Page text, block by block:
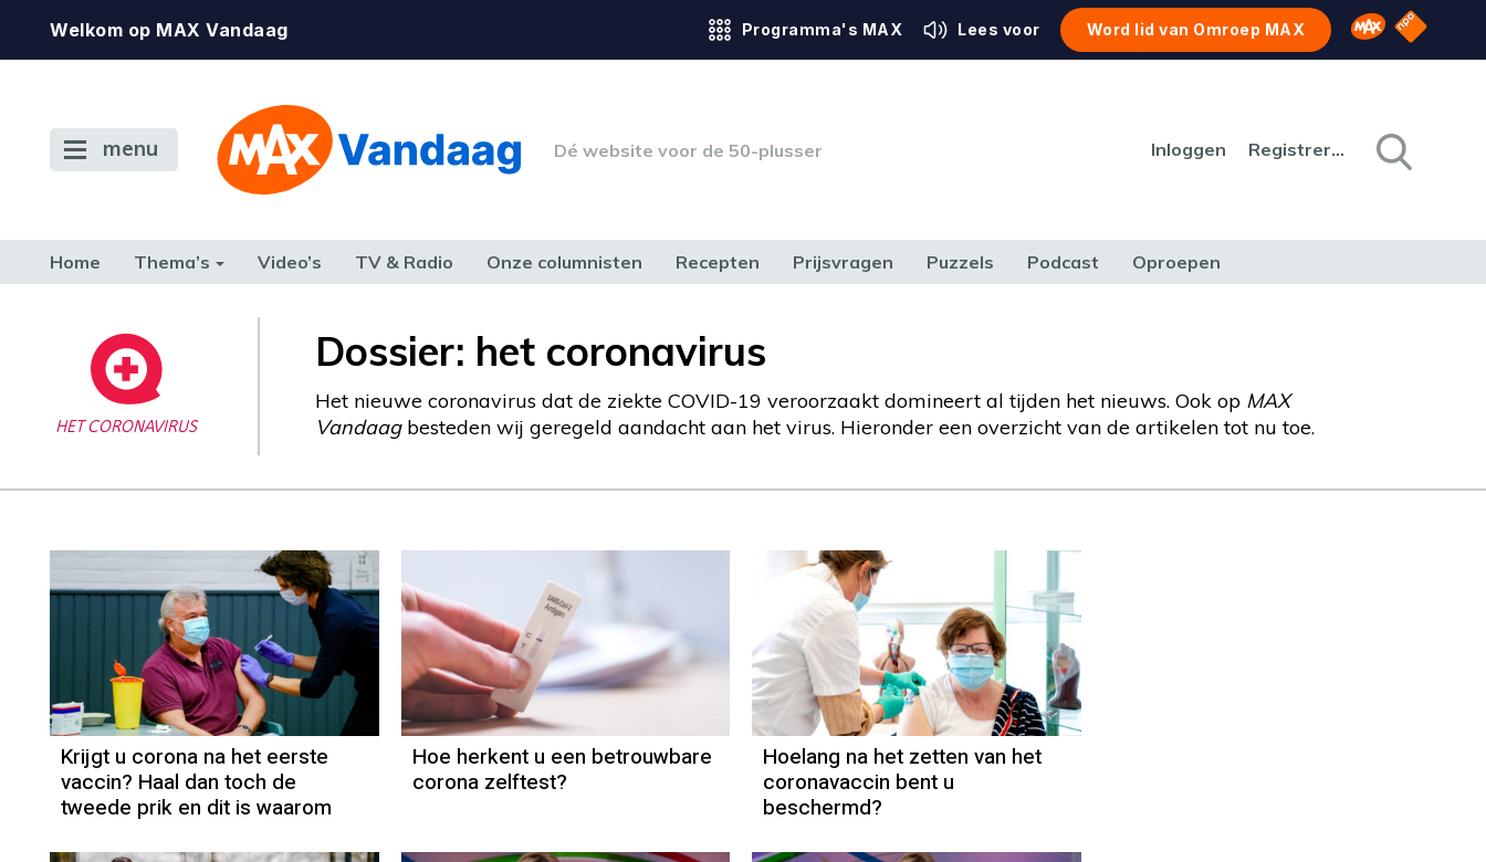
Welkom op MAX Vandaag Programma's MAX Lees voor Word lid van Omroep MAX Omroep MAX
NPO
menu Dé website voor de 50-plusser Inloggen Registreren
Home Thema’s Video’s TV & Radio Onze columnisten Recepten Prijsvragen Puzzels Podcast Oproepen
TERUG NAAR TOEN
HET CORONAVIRUS
Dossier: het coronavirus
Het nieuwe coronavirus dat de ziekte COVID-19 veroorzaakt domineert al tijden het nieuws. Ook op MAX
Vandaagbesteden wij geregeld aandacht aan het virus. Hieronder een overzicht van de artikelen tot nu toe.
Krijgt u corona na het eerste
vaccin? Haal dan toch de
tweede prik en dit is waarom
Hoe herkent u een betrouwbare
corona zelftest?
Hoelang na het zetten van het
coronavaccin bent u
beschermd?